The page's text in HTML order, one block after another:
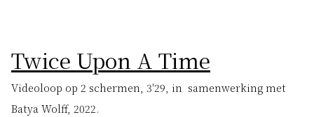
Twice Upon A Time
Videoloop op 2 schermen, 3'29, in samenwerking met
Batya Wolff, 2022.